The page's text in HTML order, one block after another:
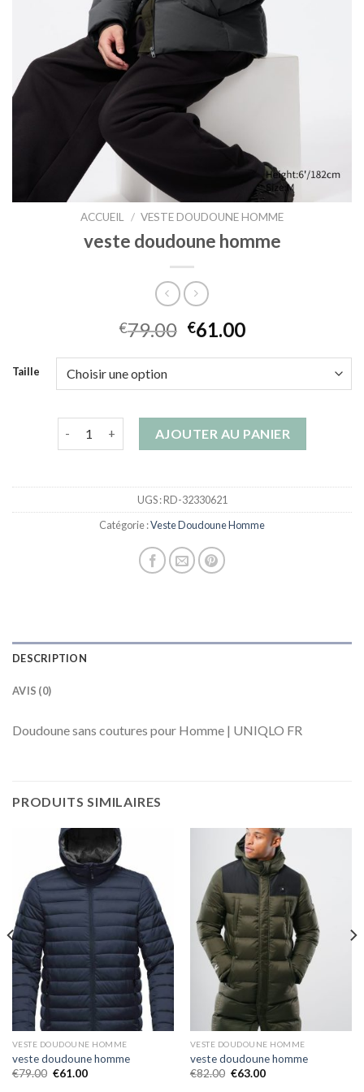
ACCUEIL / VESTE DOUDOUNE HOMME
veste doudoune homme
€79.00 €61.00
Taille
AJOUTER AU PANIER
UGS :RD-32330621
Catégorie :Veste Doudoune Homme
DESCRIPTION
AVIS (0)
Doudoune sans coutures pour Homme | UNIQLO FR
PRODUITS SIMILAIRES
VESTE DOUDOUNE HOMME
veste doudoune homme
€79.00 €61.00
VESTE DOUDOUNE HOMME
veste doudoune homme
€82.00 €63.00